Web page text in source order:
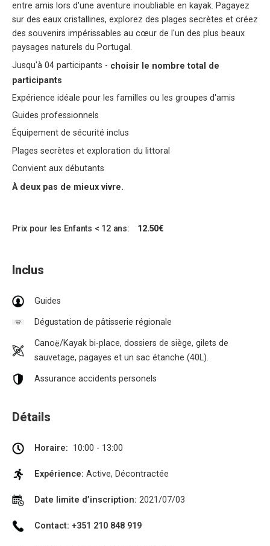
entre amis lors d'une aventure inoubliable en kayak. Pagayez
sur des eaux cristallines, explorez des plages secrètes et créez
des souvenirs impérissables au cœur de l'un des plus beaux
paysages naturels du Portugal.
Jusqu'à 04 participants - choisir le nombre total de
participants
Expérience idéale pour les familles ou les groupes d'amis
Guides professionnels
Équipement de sécurité inclus
Plages secrètes et exploration du littoral
Convient aux débutants
À deux pas de mieux vivre.
Prix pour les Enfants < 12 ans: 12.50€
Inclus
Guides
Dégustation de pâtisserie régionale
Canoë/Kayak bi-place, dossiers de siège, gilets de
sauvetage, pagayes et un sac étanche (40L).
Assurance accidents personels
Détails
Horaire: 10:00 - 13:00
Expérience: Active, Décontractée
Date limite d’inscription: 2021/07/03
Contact: +351 210 848 919